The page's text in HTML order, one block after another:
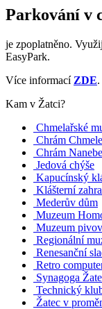
Parkování v
je zpoplatněno.
EasyPark.
Více informací ZDE.
Kam v Žatci?
Chmelařské
Chrám
Chrám
Jedová chýše
Kapucínský
Klášterní
Mederův dům
Muzeum
Muzeum
Regionální
Renesanční
Retro
Synagoga
Technický
Žatec v